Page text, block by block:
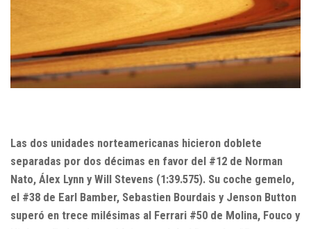
Las dos unidades norteamericanas hicieron doblete
separadas por dos décimas en favor del #12 de Norman
Nato, Álex Lynn y Will Stevens (1:39.575). Su coche gemelo,
el #38 de Earl Bamber, Sebastien Bourdais y Jenson Button
superó en trece milésimas al Ferrari #50 de Molina, Fouco y